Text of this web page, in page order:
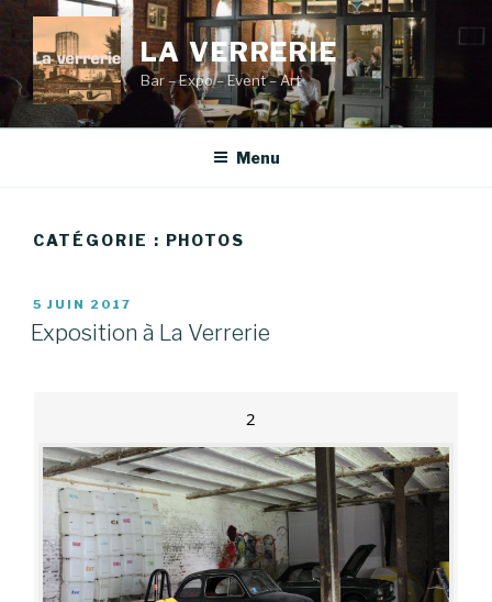
contenu
principal
LA VERRERIE
Bar – Expo – Event – Art
Menu
CATÉGORIE : PHOTOS
PUBLIÉ
LE
5 JUIN 2017
Exposition à La Verrerie
2